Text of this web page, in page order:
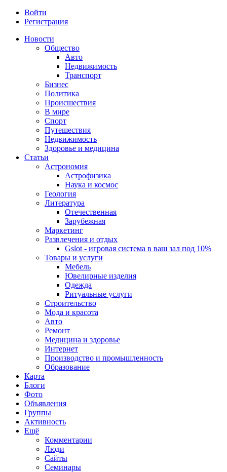
Войти
Регистрация
Новости
Общество
Авто
Недвижимость
Транспорт
Бизнес
Политика
Происшествия
В мире
Спорт
Путешествия
Недвижимость
Здоровье и медицина
Статьи
Астрономия
Астрофизика
Наука и космос
Геология
Литература
Отечественная
Зарубежная
Маркетинг
Развлечения и отдых
Gslot - игровая система в ваш зал под 10%
Товары и услуги
Мебель
Ювелирные изделия
Одежда
Ритуальные услуги
Строительство
Мода и красота
Авто
Ремонт
Медицина и здоровье
Интернет
Производство и промышленность
Образование
Карта
Блоги
Фото
Объявления
Группы
Активность
Ещё
Комментарии
Люди
Сайты
Семинары